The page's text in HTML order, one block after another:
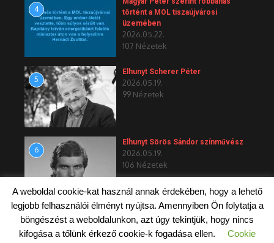
4
történt a MOL tiszaújvárosi
üzemében
2026.05.22.
107 Nézetek
5
Elhunyt Scherer Péter
2026.05.19.
99 Nézetek
6
Elhunyt Sörös Sándor színművész
2026.05.19.
106 Nézetek
A weboldal cookie-kat használ annak érdekében, hogy a lehető
legjobb felhasználói élményt nyújtsa. Amennyiben Ön folytatja a
böngészést a weboldalunkon, azt úgy tekintjük, hogy nincs
kifogása a tőlünk érkező cookie-k fogadása ellen.
Cookie